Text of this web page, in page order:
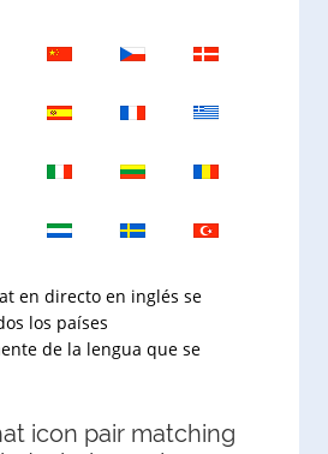
en directo en inglés se
los países
de la lengua que se
icon pair matching